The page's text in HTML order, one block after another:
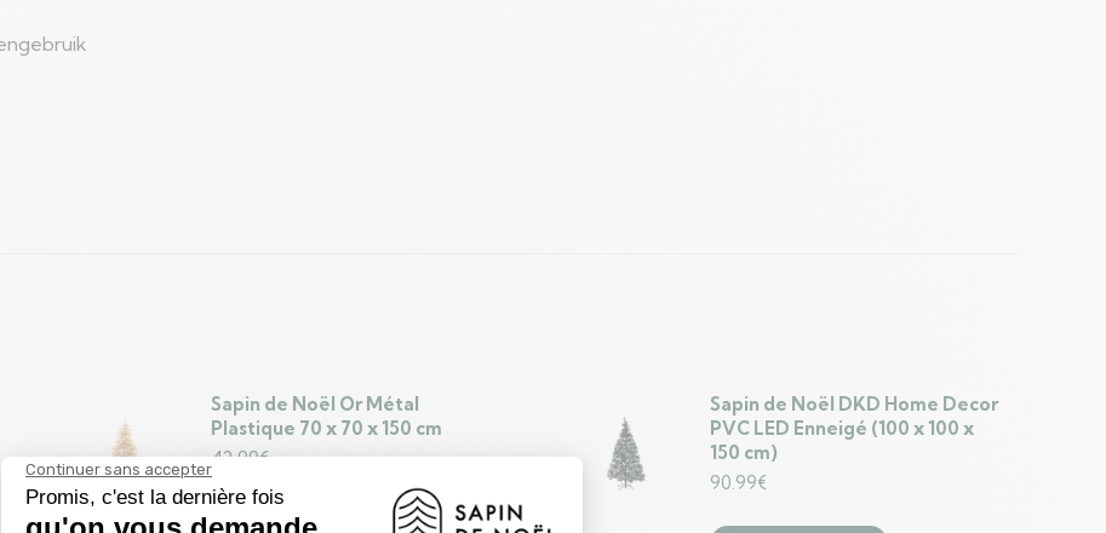
Sapin de Noël Or Métal
Plastique 70 x 70 x 150 cm
42.99€
Ajouter au panier
Sapin de Noël DKD Home Decor
PVC LED Enneigé (100 x 100 x
150 cm)
90.99€